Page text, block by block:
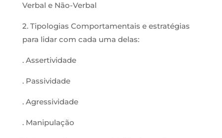
Verbal e Não-Verbal
2. Tipologias Comportamentais e estratégias
para lidar com cada uma delas:
. Assertividade
. Passividade
. Agressividade
. Manipulação